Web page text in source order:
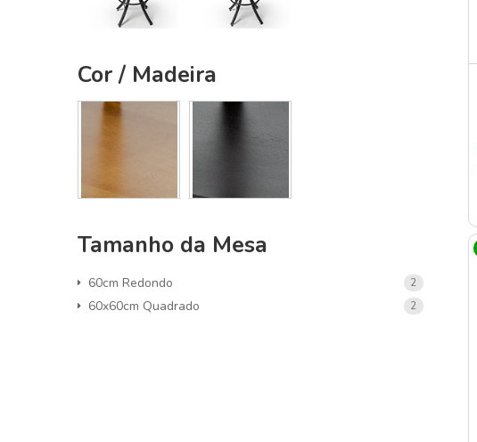
Cor / Madeira
Tamanho da Mesa
60cm Redondo 2items
60x60cm Quadrado 2items